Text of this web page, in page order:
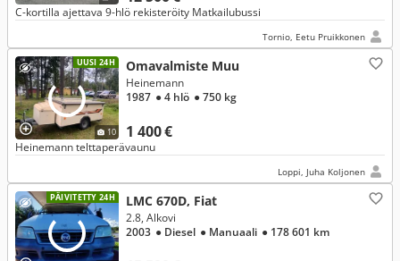
C-kortilla ajettava 9-hlö rekisteröity Matkailubussi
Tornio, Eetu Pruikkonen
UUSI 24H
10
Omavalmiste Muu
1 400 €
Heinemann
1987 ● 4 hlö ● 750 kg
Heinemann telttaperävaunu
Loppi, Juha Koljonen
PÄIVITETTY 24H LMC 670D, Fiat
2.8, Alkovi
2003 ● Diesel ● Manuaali ● 178 601 km